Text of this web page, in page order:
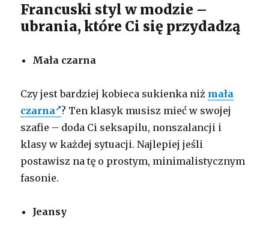
Francuski styl w modzie –
ubrania, które Ci się przydadzą
Mała czarna
Czy jest bardziej kobieca sukienka niż mała
czarna ? Ten klasyk musisz mieć w swojej
szafie – doda Ci seksapilu, nonszalancji i
klasy w każdej sytuacji. Najlepiej jeśli
postawisz na tę o prostym, minimalistycznym
fasonie.
Jeansy